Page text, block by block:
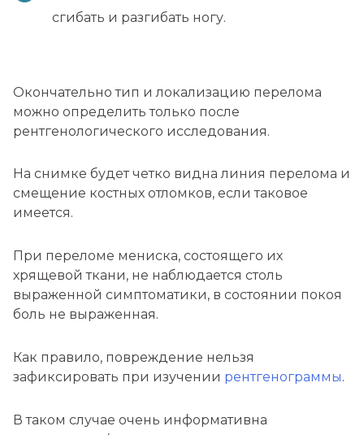
сгибать и разгибать ногу.
Окончательно тип и локализацию перелома
можно определить только после
рентгенологического исследования.
На снимке будет четко видна линия перелома и
смещение костных отломков, если таковое
имеется.
При переломе мениска, состоящего их
хрящевой ткани, не наблюдается столь
выраженной симптоматики, в состоянии покоя
боль не выраженная.
Как правило, повреждение нельзя
зафиксировать при изучении рентгенограммы.
В таком случае очень информативна